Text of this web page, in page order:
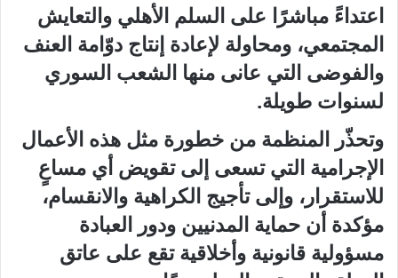
اعتداءً مباشرًا على السلم الأهلي والتعايش
المجتمعي، ومحاولة لإعادة إنتاج دوّامة العنف
والفوضى التي عانى منها الشعب السوري
لسنوات طويلة.
وتحذّر المنظمة من خطورة مثل هذه الأعمال
الإجرامية التي تسعى إلى تقويض أي مساعٍ
للاستقرار، وإلى تأجيج الكراهية والانقسام،
مؤكدة أن حماية المدنيين ودور العبادة
مسؤولية قانونية وأخلاقية تقع على عاتق